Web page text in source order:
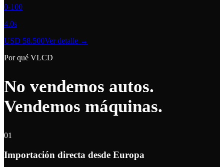
0-100
4.0s
USD 58.500Ver detalle →
Por qué VLCD
No vendemos autos.
Vendemos máquinas.
01
Importación directa desde Europa